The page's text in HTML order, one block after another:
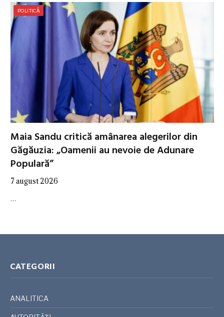
POLITICĂ
Maia Sandu critică amânarea alegerilor din
Găgăuzia: „Oamenii au nevoie de Adunare
Populară”
7 august 2026
…
CATEGORII
ANALITICA